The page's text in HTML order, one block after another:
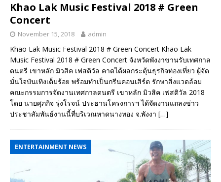
Khao Lak Music Festival 2018 # Green
Concert
November 15, 2018 admin
Khao Lak Music Festival 2018 # Green Concert Khao Lak
Music Festival 2018 # Green Concert จังหวัดพังงาขานรับเทศกาล
ดนตรี เขาหลัก มิวสิค เฟสติวัล คาดได้ผลกระตุ้นธุรกิจท่องเที่ยว ผู้จัด
มั่นใจบันเทิงเต็มร้อย พร้อมทำเป็นกรีนคอนเสิร์ต รักษาสิ่งแวดล้อม
คณะกรรมการจัดงานเทศกาลดนตรี เขาหลัก มิวสิค เฟสติวัล 2018
โดย นายศุภกิจ รุ่งโรจน์ ประธานโครงการฯ ได้จัดงานแถลงข่าว
ประชาสัมพันธ์งานนี้ที่บริเวณหาดนางทอง จ.พังงา […]
ENTERTAINMENT NEWS